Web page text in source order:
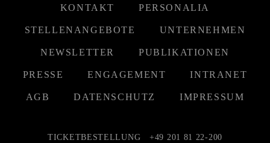
KONTAKT PERSONALIA
STELLENANGEBOTE UNTERNEHMEN
NEWSLETTER PUBLIKATIONEN
PRESSE ENGAGEMENT INTRANET
AGB DATENSCHUTZ IMPRESSUM
TICKETBESTELLUNG +49 201 81 22-200